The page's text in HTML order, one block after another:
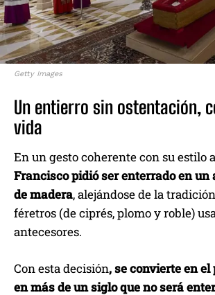
Getty Images
Un entierro sin ostentación,
vida
En un gesto coherente con su estilo
Francisco pidió ser enterrado en un
de madera, alejándose de la
féretros (de ciprés, plomo y roble)
antecesores.
Con esta decisión, se convierte en
en más de un siglo que no será